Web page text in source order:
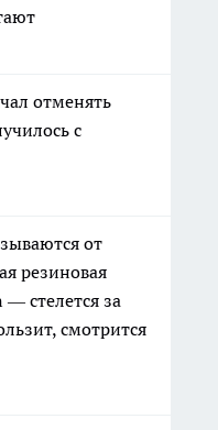
отменять
с
от
резиновая
— стелется за
смотрится